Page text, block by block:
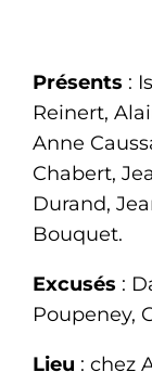
Présents :
Reinert,
Anne
Chabert,
Durand,
Bouquet.
Excusés :
Poupeney,
Lieu : chez